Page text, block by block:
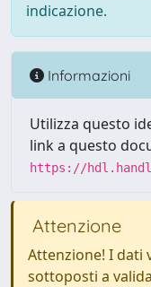
indicazione.
Informazioni
Utilizza questo
link a questo
https://
Attenzione
Attenzione! I dati
sottoposti a